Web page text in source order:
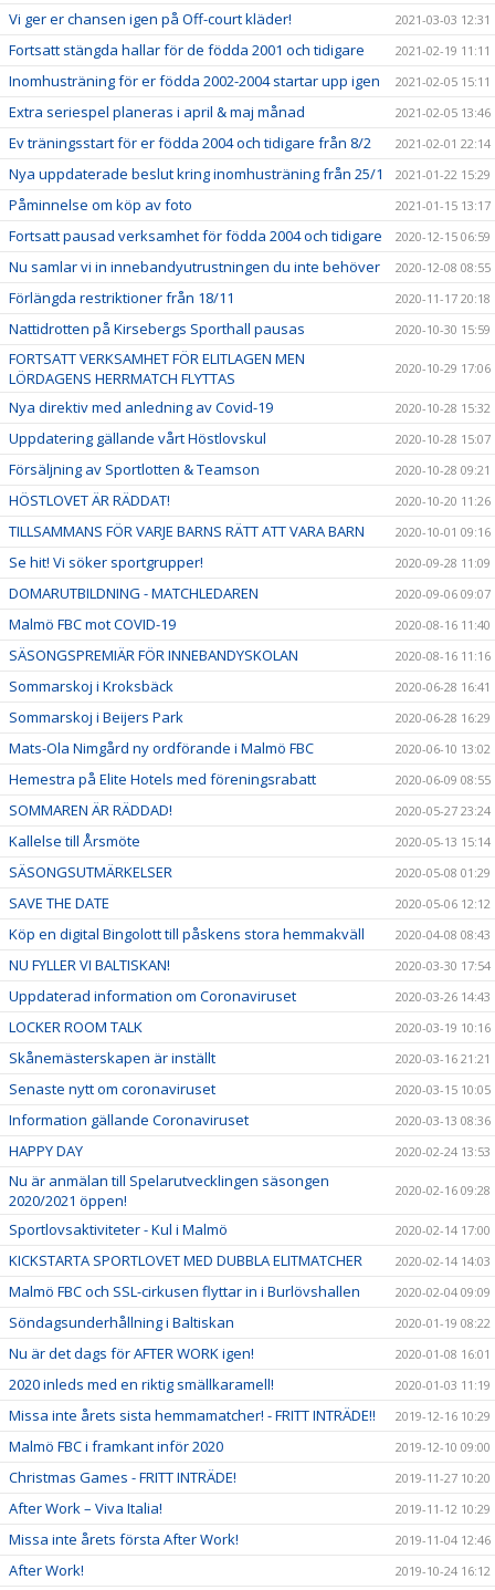
Vi ger er chansen igen på Off-court kläder! 2021-03-03 12:31
Fortsatt stängda hallar för de födda 2001 och tidigare 2021-02-19 11:11
Inomhusträning för er födda 2002-2004 startar upp igen 2021-02-05 15:11
Extra seriespel planeras i april & maj månad 2021-02-05 13:46
Ev träningsstart för er födda 2004 och tidigare från 8/2 2021-02-01 22:14
Nya uppdaterade beslut kring inomhusträning från 25/1 2021-01-22 15:29
Påminnelse om köp av foto 2021-01-15 13:17
Fortsatt pausad verksamhet för födda 2004 och tidigare 2020-12-15 06:59
Nu samlar vi in innebandyutrustningen du inte behöver 2020-12-08 08:55
Förlängda restriktioner från 18/11 2020-11-17 20:18
Nattidrotten på Kirsebergs Sporthall pausas 2020-10-30 15:59
FORTSATT VERKSAMHET FÖR ELITLAGEN MEN
LÖRDAGENS HERRMATCH FLYTTAS
2020-10-29 17:06
Nya direktiv med anledning av Covid-19 2020-10-28 15:32
Uppdatering gällande vårt Höstlovskul 2020-10-28 15:07
Försäljning av Sportlotten & Teamson 2020-10-28 09:21
HÖSTLOVET ÄR RÄDDAT! 2020-10-20 11:26
TILLSAMMANS FÖR VARJE BARNS RÄTT ATT VARA BARN 2020-10-01 09:16
Se hit! Vi söker sportgrupper! 2020-09-28 11:09
DOMARUTBILDNING - MATCHLEDAREN 2020-09-06 09:07
Malmö FBC mot COVID-19 2020-08-16 11:40
SÄSONGSPREMIÄR FÖR INNEBANDYSKOLAN 2020-08-16 11:16
Sommarskoj i Kroksbäck 2020-06-28 16:41
Sommarskoj i Beijers Park 2020-06-28 16:29
Mats-Ola Nimgård ny ordförande i Malmö FBC 2020-06-10 13:02
Hemestra på Elite Hotels med föreningsrabatt 2020-06-09 08:55
SOMMAREN ÄR RÄDDAD! 2020-05-27 23:24
Kallelse till Årsmöte 2020-05-13 15:14
SÄSONGSUTMÄRKELSER 2020-05-08 01:29
SAVE THE DATE 2020-05-06 12:12
Köp en digital Bingolott till påskens stora hemmakväll 2020-04-08 08:43
NU FYLLER VI BALTISKAN! 2020-03-30 17:54
Uppdaterad information om Coronaviruset 2020-03-26 14:43
LOCKER ROOM TALK 2020-03-19 10:16
Skånemästerskapen är inställt 2020-03-16 21:21
Senaste nytt om coronaviruset 2020-03-15 10:05
Information gällande Coronaviruset 2020-03-13 08:36
HAPPY DAY 2020-02-24 13:53
Nu är anmälan till Spelarutvecklingen säsongen
2020/2021 öppen!
2020-02-16 09:28
Sportlovsaktiviteter - Kul i Malmö 2020-02-14 17:00
KICKSTARTA SPORTLOVET MED DUBBLA ELITMATCHER 2020-02-14 14:03
Malmö FBC och SSL-cirkusen flyttar in i Burlövshallen 2020-02-04 09:09
Söndagsunderhållning i Baltiskan 2020-01-19 08:22
Nu är det dags för AFTER WORK igen! 2020-01-08 16:01
2020 inleds med en riktig smällkaramell! 2020-01-03 11:19
Missa inte årets sista hemmamatcher! - FRITT INTRÄDE!! 2019-12-16 10:29
Malmö FBC i framkant inför 2020 2019-12-10 09:00
Christmas Games - FRITT INTRÄDE! 2019-11-27 10:20
After Work – Viva Italia! 2019-11-12 10:29
Missa inte årets första After Work! 2019-11-04 12:46
After Work! 2019-10-24 16:12